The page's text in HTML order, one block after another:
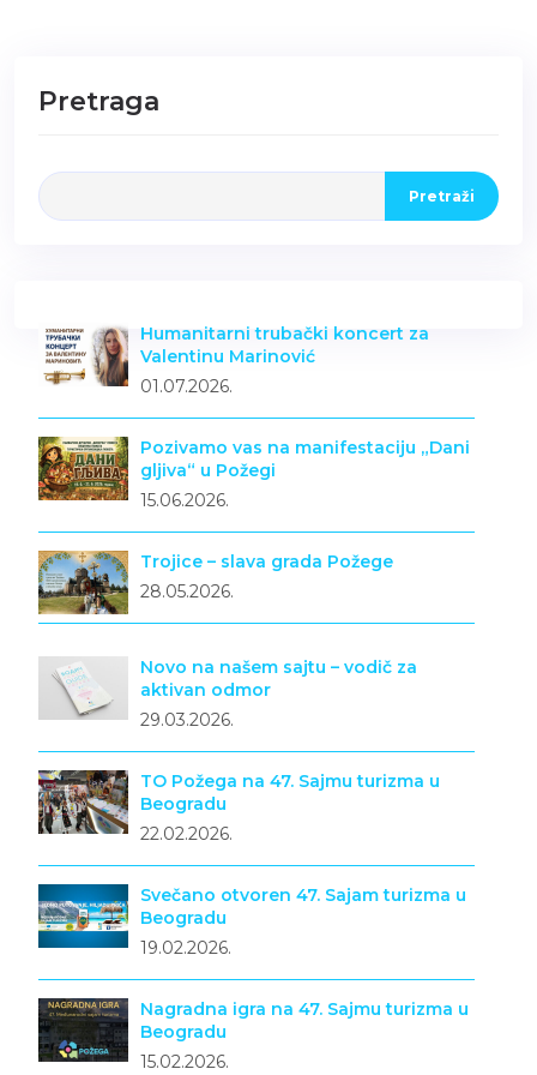
Pretraga
Pretraži
Humanitarni trubački koncert za
Valentinu Marinović
01.07.2026.
Pozivamo vas na manifestaciju „Dani
gljiva“ u Požegi
15.06.2026.
Trojice – slava grada Požege
28.05.2026.
Novo na našem sajtu – vodič za
aktivan odmor
29.03.2026.
TO Požega na 47. Sajmu turizma u
Beogradu
22.02.2026.
Svečano otvoren 47. Sajam turizma u
Beogradu
19.02.2026.
Nagradna igra na 47. Sajmu turizma u
Beogradu
15.02.2026.